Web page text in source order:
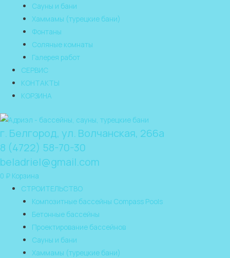
Сауны и бани
Хаммамы (турецкие бани)
Фонтаны
Соляные комнаты
Галерея работ
СЕРВИС
КОНТАКТЫ
КОРЗИНА
г. Белгород, ул. Волчанская, 266а
8 (4722) 58-70-30
beladriel@gmail.com
0 ₽ Корзина
СТРОИТЕЛЬСТВО
Композитные бассейны Compass Pools
Бетонные бассейны
Проектирование бассейнов
Сауны и бани
Хаммамы (турецкие бани)